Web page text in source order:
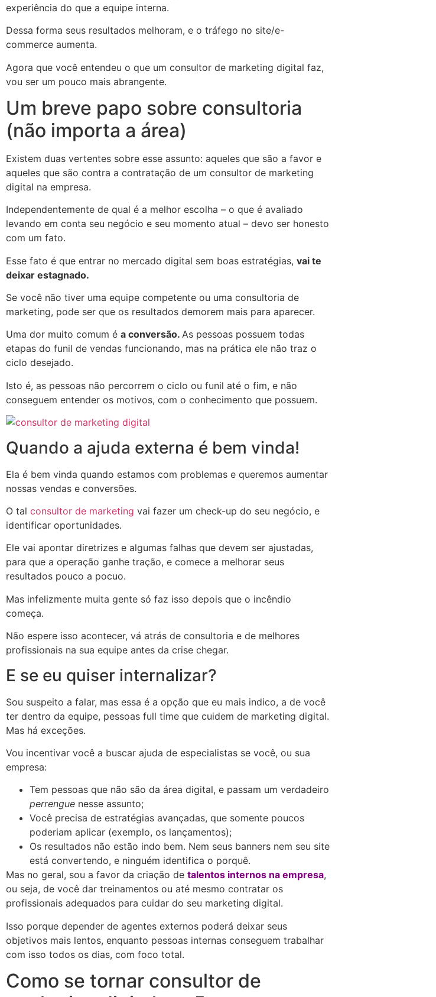
experiência do que a equipe interna.
Dessa forma seus resultados melhoram, e o tráfego no site/e-
commerce aumenta.
Agora que você entendeu o que um consultor de marketing digital faz,
vou ser um pouco mais abrangente.
Um breve papo sobre consultoria
(não importa a área)
Existem duas vertentes sobre esse assunto: aqueles que são a favor e
aqueles que são contra a contratação de um consultor de marketing
digital na empresa.
Independentemente de qual é a melhor escolha – o que é avaliado
levando em conta seu negócio e seu momento atual – devo ser honesto
com um fato.
Esse fato é que entrar no mercado digital sem boas estratégias, vai te
deixar estagnado.
Se você não tiver uma equipe competente ou uma consultoria de
marketing, pode ser que os resultados demorem mais para aparecer.
Uma dor muito comum é a conversão. As pessoas possuem todas
etapas do funil de vendas funcionando, mas na prática ele não traz o
ciclo desejado.
Isto é, as pessoas não percorrem o ciclo ou funil até o fim, e não
conseguem entender os motivos, com o conhecimento que possuem.
Quando a ajuda externa é bem vinda!
Ela é bem vinda quando estamos com problemas e queremos aumentar
nossas vendas e conversões.
O tal consultor de marketing vai fazer um check-up do seu negócio, e
identificar oportunidades.
Ele vai apontar diretrizes e algumas falhas que devem ser ajustadas,
para que a operação ganhe tração, e comece a melhorar seus
resultados pouco a pocuo.
Mas infelizmente muita gente só faz isso depois que o incêndio
começa.
Não espere isso acontecer, vá atrás de consultoria e de melhores
profissionais na sua equipe antes da crise chegar.
E se eu quiser internalizar?
Sou suspeito a falar, mas essa é a opção que eu mais indico, a de você
ter dentro da equipe, pessoas full time que cuidem de marketing digital.
Mas há exceções.
Vou incentivar você a buscar ajuda de especialistas se você, ou sua
empresa:
Tem pessoas que não são da área digital, e passam um verdadeiro
perrengue nesse assunto;
Você precisa de estratégias avançadas, que somente poucos
poderiam aplicar (exemplo, os lançamentos);
Os resultados não estão indo bem. Nem seus banners nem seu site
está convertendo, e ninguém identifica o porquê.
Mas no geral, sou a favor da criação de talentos internos na empresa,
ou seja, de você dar treinamentos ou até mesmo contratar os
profissionais adequados para cuidar do seu marketing digital.
Isso porque depender de agentes externos poderá deixar seus
objetivos mais lentos, enquanto pessoas internas conseguem trabalhar
com isso todos os dias, com foco total.
Como se tornar consultor de